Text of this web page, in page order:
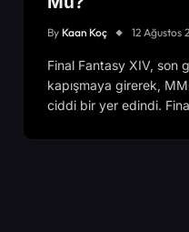
By Kaan Koç 12 Ağustos
Final Fantasy XIV, son
kapışmaya girerek,
ciddi bir yer edindi.